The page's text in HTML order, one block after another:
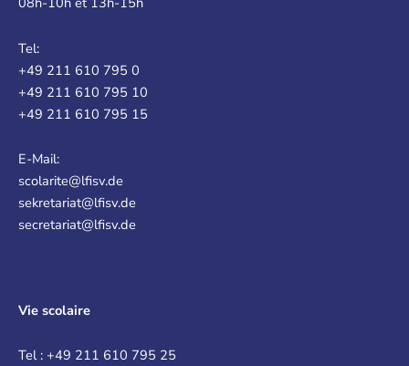
Tel:
+49 211 610 795 0
+49 211 610 795 10
+49 211 610 795 15
E-Mail:
scolarite@lfisv.de
sekretariat@lfisv.de
secretariat@lfisv.de
Vie scolaire
Tel : +49 211 610 795 25